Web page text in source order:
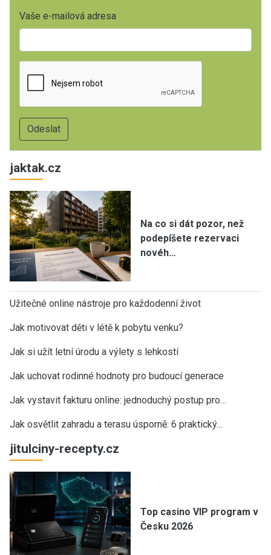
Vaše e-mailová adresa
jaktak.cz
Na co si dát pozor, než
podepíšete rezervaci
novéh…
Užitečné online nástroje pro každodenní život
Jak motivovat děti v létě k pobytu venku?
Jak si užít letní úrodu a výlety s lehkostí
Jak uchovat rodinné hodnoty pro budoucí generace
Jak vystavit fakturu online: jednoduchý postup pro…
Jak osvětlit zahradu a terasu úsporně: 6 praktický…
jitulciny-recepty.cz
Top casino VIP program v
Česku 2026